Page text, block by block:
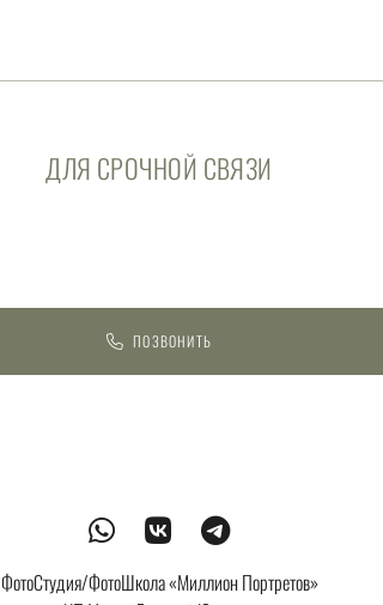
ДЛЯ СРОЧНОЙ СВЯЗИ
ПОЗВОНИТЬ
ФотоСтудия/ФотоШкола «Миллион Портретов»